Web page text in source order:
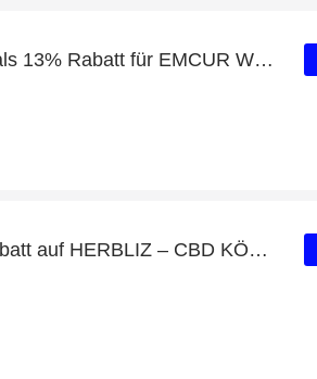
Genießen Sie mehr als 13% Rabatt für EMCUR WÄRME BALSAM
Erhalten Sie 18% Rabatt auf HERBLIZ – CBD KÖRPER & MASSAGEÖL (BERGAMOTTE) und mehr